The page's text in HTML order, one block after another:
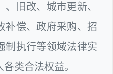
旧改、城市更新、
补偿、政府采购、招
制执行等领域法律实
类合法权益。